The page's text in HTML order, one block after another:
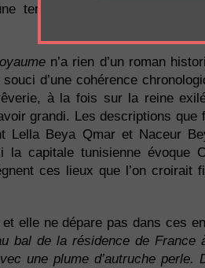
tempête qui l’éloigne un
n’a rien d’un roman
d’une cohérence
à la fois sur la reine
grandi. Les descriptions
Lella Beya Qmar et Naceur
la capitale tunisienne évoque
ces lieux que l’on croirait
elle ne dépare pas dans ces
bal de la résidence de France
une plume d’autruche perle.